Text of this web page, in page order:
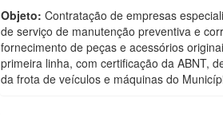
Objeto: Contratação de empresas
de serviço de manutenção preventiva e
fornecimento de peças e acessórios
primeira linha, com certificação da ABNT,
da frota de veículos e máquinas do